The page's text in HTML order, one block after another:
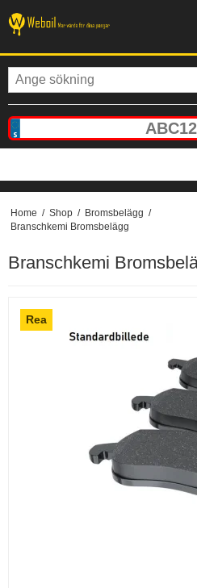
Home / Shop / Bromsbelägg /
Branschkemi Bromsbelägg
Branschkemi
Rea